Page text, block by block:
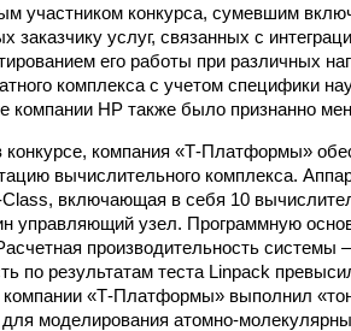
участником конкурса, сумевшим
заказчику услуг, связанных с
его работы при различных
комплекса с учетом специфики
компании HP также было признанно
компания «Т-Платформы»
вычислительного комплекса.
включающая в себя 10
управляющий узел. Программную
производительность
по результатам теста Linpack
компании «Т-Платформы» выполнил
для моделирования атомно-